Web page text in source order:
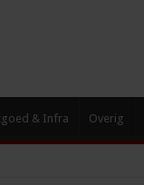
& Infra Overig